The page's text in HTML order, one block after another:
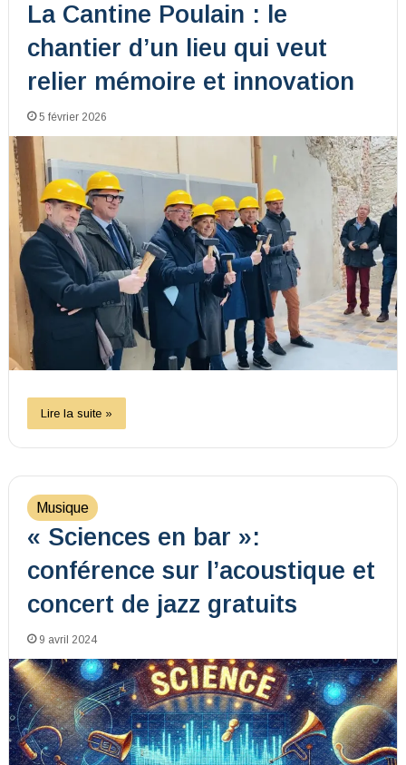
La Cantine Poulain : le
chantier d’un lieu qui veut
relier mémoire et innovation
5 février 2026
Lire la suite »
Musique
« Sciences en bar »:
conférence sur l’acoustique et
concert de jazz gratuits
9 avril 2024